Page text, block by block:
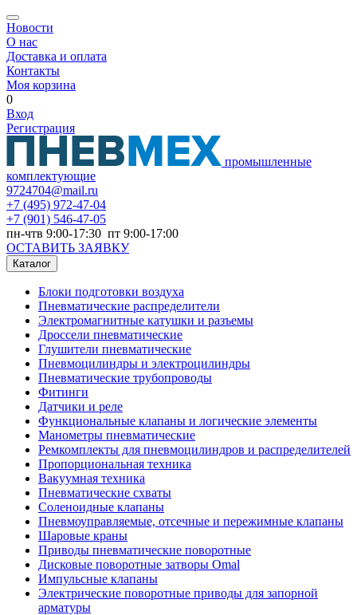
Новости
О нас
Доставка и оплата
Контакты
Моя корзина
0
Вход
Регистрация
промышленные
комплектующие
9724704@mail.ru
+7 (495) 972-47-04
+7 (901) 546-47-05
пн-чтв 9:00-17:30 пт 9:00-17:00
ОСТАВИТЬ ЗАЯВКУ
Каталог
Блоки подготовки воздуха
Пневматические распределители
Электромагнитные катушки и разъемы
Дроссели пневматические
Глушители пневматические
Пневмоцилиндры и электроцилиндры
Пневматические трубопроводы
Фитинги
Датчики и реле
Функциональные клапаны и логические элементы
Манометры пневматические
Ремкомплекты для пневмоцилиндров и распределителей
Пропорциональная техника
Вакуумная техника
Пневматические схваты
Соленоидные клапаны
Пневмоуправляемые, отсечные и пережимные клапаны
Шаровые краны
Приводы пневматические поворотные
Дисковые поворотные затворы Omal
Импульсные клапаны
Электрические поворотные приводы для запорной
арматуры